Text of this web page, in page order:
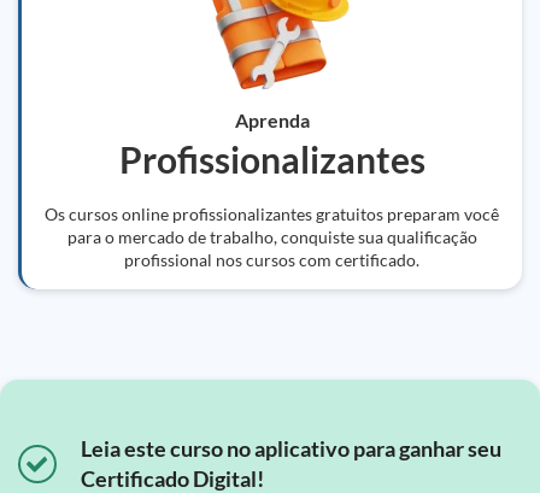
Aprenda
Profissionalizantes
Os cursos online profissionalizantes gratuitos preparam você
para o mercado de trabalho, conquiste sua qualificação
profissional nos cursos com certificado.
Leia este curso no aplicativo para ganhar seu
Certificado Digital!